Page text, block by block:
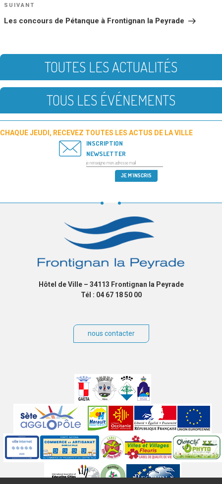
Article
SUIVANT
Les concours de Pétanque à Frontignan la Peyrade
TOUTES LES ACTUALITÉS
TOUS LES ÉVÉNEMENTS
CHAQUE JEUDI, RECEVEZ TOUTES LES ACTUS DE LA VILLE
INSCRIPTION
NEWSLETTER
Hôtel de Ville – 34113 Frontignan la Peyrade
Tél : 04 67 18 50 00
nous contacter
partenaires
Labels